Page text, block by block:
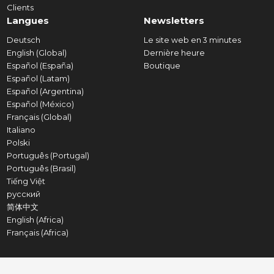
Clients
Langues
Deutsch
English (Global)
Español (España)
Español (Latam)
Español (Argentina)
Español (México)
Français (Global)
Italiano
Polski
Português (Portugal)
Português (Brasil)
Tiếng Việt
русский
简体中文
English (Africa)
Français (Africa)
Newsletters
Le site web en 3 minutes
Dernière heure
Boutique